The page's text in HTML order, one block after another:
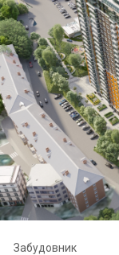
Забудовник